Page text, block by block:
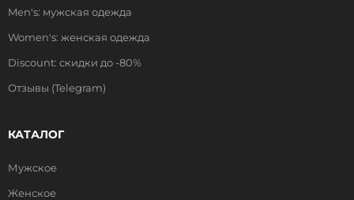
Men's: мужская одежда
Women's: женская одежда
Discount: скидки до -80%
Отзывы (Telegram)
КАТАЛОГ
Мужское
Женское